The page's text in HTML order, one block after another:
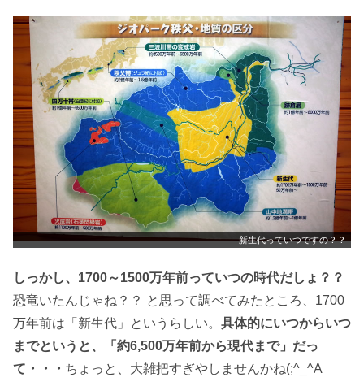
新生代っていつですの？？
しっかし、1700～1500万年前っていつの時代だしょ？？
恐竜いたんじゃね？？ と思って調べてみたところ、1700
万年前は「新生代」というらしい。 具体的にいつからいつ
までというと、「約6,500万年前から現代まで」だっ
て・・・ ちょっと、大雑把すぎやしませんかね(;^_^A